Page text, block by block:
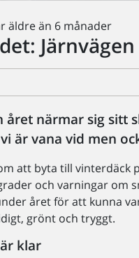
äldre än 6 månader
året närmar sig sitt
är vana vid men
att byta till vinterdäck
och varningar om
året för att kunna
grönt och tryggt.
klar